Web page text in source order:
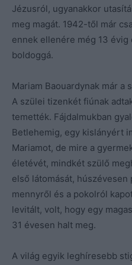
Jézusról, ugyanakkor
meg magát. 1942-től már
ennek ellenére még 13
boldoggá.
Mariam Baouardynak már a
A szülei tizenkét fiúnak
temették. Fájdalmukban
Betlehemig, egy kislányért
Mariamot, de mire a
életévét, mindkét szülő
első látomását, húszévesen
mennyről és a pokolról
levitált, volt, hogy egy
31 évesen halt meg.
A világ egyik leghíresebb